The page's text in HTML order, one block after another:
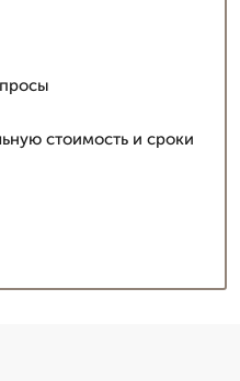
стоимость и сроки